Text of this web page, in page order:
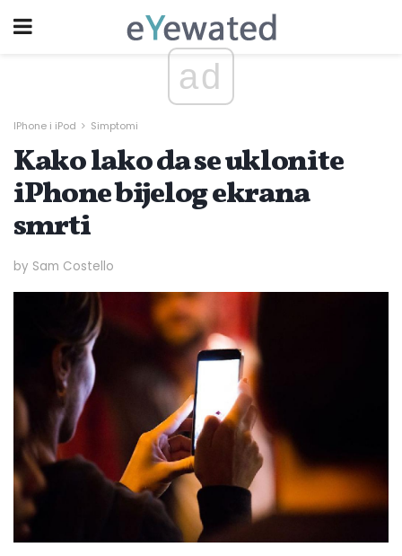
ad
IPhone i iPod Simptomi
Kako lako da se uklonite
iPhone bijelog ekrana
smrti
by Sam Costello